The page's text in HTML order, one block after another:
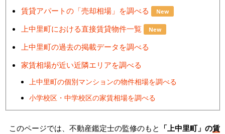
賃貸アパートの「売却相場」を調べる New
上中里町における直接賃貸物件一覧 New
上中里町の過去の掲載データを調べる
家賃相場が近い近隣エリアを調べる
上中里町の個別マンションの物件相場を調べる
小学校区・中学校区の家賃相場を調べる
このページでは、不動産鑑定士の監修のもと 「上中里町」の賃